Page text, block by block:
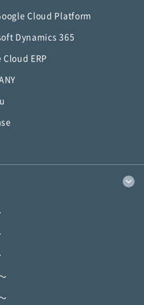
Cloud Platform
Dynamics 365
Cloud ERP